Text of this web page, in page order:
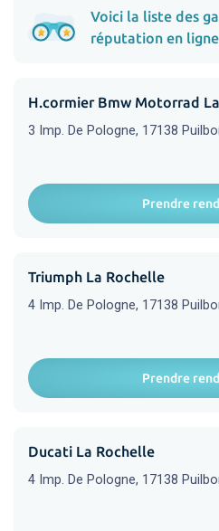
Voici la liste des
réputation en
H.cormier Bmw Motorrad
3 Imp. De Pologne, 17138
Prendre
Triumph La Rochelle
4 Imp. De Pologne, 17138
Prendre
Ducati La Rochelle
4 Imp. De Pologne, 17138